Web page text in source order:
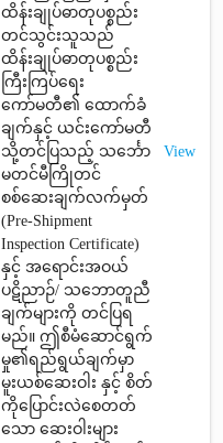
ထိန်းချုပ်ဓာတုပစ္စည်း
တင်သွင်းသူသည်
ထိန်းချုပ်ဓာတုပစ္စည်း
ကြီးကြပ်ရေး
ကော်မတီ၏ ထောက်ခံ
ချက်နှင့် ယင်းကော်မတီ
သို့တင်ပြသည့် သင်္ဘော
မတင်မီကြိုတင်
စစ်ဆေးချက်လက်မှတ်
(Pre-Shipment
Inspection Certificate)
နှင့် အရောင်းအဝယ်
ပဋိညာဉ်/ သဘောတူညီ
ချက်များကို တင်ပြရ
မည်။ ဤစီမံဆောင်ရွက်
မှု၏ရည်ရွယ်ချက်မှာ
မူးယစ်ဆေးဝါး နှင့် စိတ်
ကိုပြောင်းလဲစေတတ်
သော ဆေးဝါးများ
View